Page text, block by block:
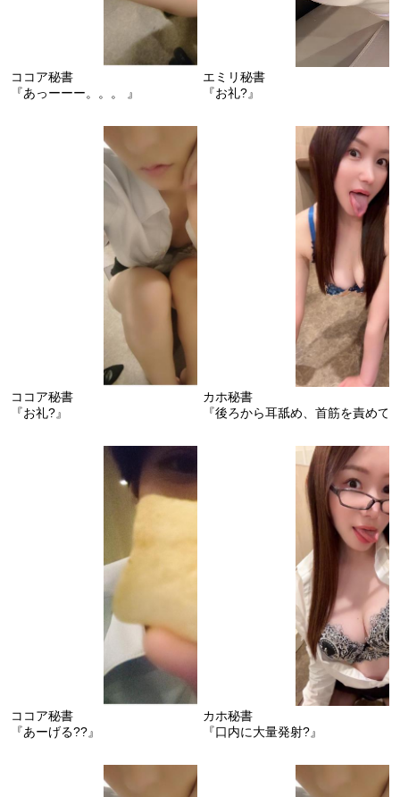
ココア秘書
『あっーーー。。。 』
エミリ秘書
『お礼?』
ココア秘書
『お礼?』
カホ秘書
『後ろから耳舐め、首筋を責めて
ココア秘書
『あーげる??』
カホ秘書
『口内に大量発射?』